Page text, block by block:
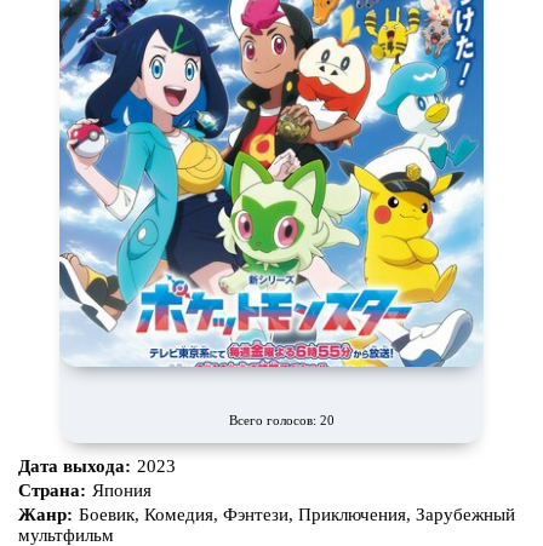
Всего голосов: 20
Дата выхода: 2023
Страна: Япония
Жанр: Боевик, Комедия, Фэнтези, Приключения, Зарубежный
мультфильм